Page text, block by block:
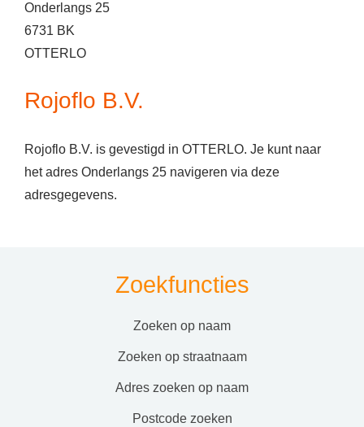
Onderlangs 25
6731 BK
OTTERLO
Rojoflo B.V.
Rojoflo B.V. is gevestigd in OTTERLO. Je kunt naar
het adres Onderlangs 25 navigeren via deze
adresgegevens.
Zoekfuncties
zoeken op naam
zoeken op straatnaam
adres zoeken op naam
postcode zoeken